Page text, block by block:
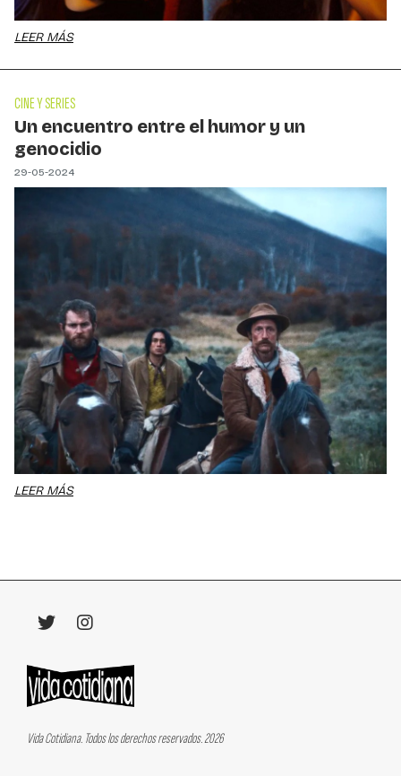
LEER MÁS
CINE Y SERIES
Un encuentro entre el humor y un
genocidio
29-05-2024
LEER MÁS
Vida Cotidiana. Todos los derechos reservados. 2026